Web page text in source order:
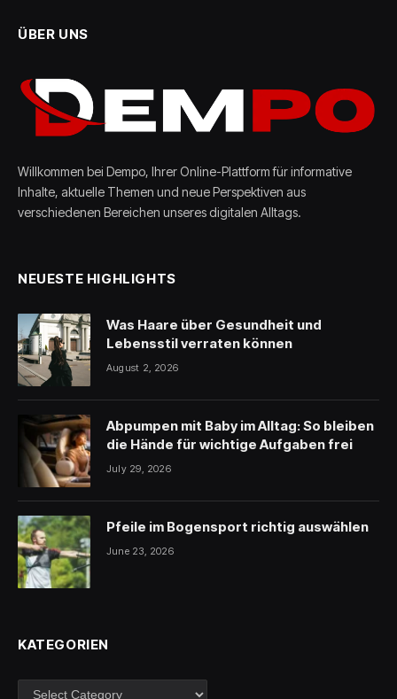
ÜBER UNS
Willkommen bei Dempo, Ihrer Online-Plattform für informative
Inhalte, aktuelle Themen und neue Perspektiven aus
verschiedenen Bereichen unseres digitalen Alltags.
NEUESTE HIGHLIGHTS
Was Haare über Gesundheit und
Lebensstil verraten können
August 2, 2026
Abpumpen mit Baby im Alltag: So bleiben
die Hände für wichtige Aufgaben frei
July 29, 2026
Pfeile im Bogensport richtig auswählen
June 23, 2026
KATEGORIEN
Kategorien